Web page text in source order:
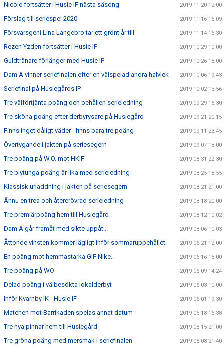
Nicole fortsätter i Husie IF nästa säsong 2019-11-20 12:00
Förslag till seriespel 2020 2019-11-16 15:09
Försvarsgeni Lina Langebro tar ett grönt år till 2019-11-14 16:30
Rezen Yzden fortsätter i Husie IF 2019-10-29 10:00
Guldtränare förlänger med Husie IF 2019-10-26 15:00
Dam A vinner seriefinalen efter en välspelad andra halvlek 2019-10-06 19:43
Seriefinal på Husiegårds IP 2019-10-02 13:56
Tre välförtjänta poäng och behållen serieledning 2019-09-29 15:30
Tre sköna poäng efter derbyrysare på Husiegård 2019-09-21 20:15
Finns inget dåligt väder - finns bara tre poäng 2019-09-11 23:45
Övertygande i jakten på seriesegern 2019-09-07 18:00
Tre poäng på W.O. mot HKIF 2019-08-31 22:30
Tre blytunga poäng är lika med serieledning 2019-08-25 18:55
Klassisk urladdning i jakten på seriesegern 2019-08-21 21:00
Ännu en trea och återerövrad serieledning 2019-08-18 20:00
Tre premiärpoäng hem till Husiegård 2019-08-12 10:02
Dam A går framåt med sikte uppåt... 2019-08-06 10:03
Åttonde vinsten kommer lägligt inför sommaruppehållet 2019-06-21 12:00
En poäng mot hemmastarka GIF Nike.. 2019-06-16 15:00
Tre poäng på WO 2019-06-09 14:24
Delad poäng i välbesökta lokalderbyt 2019-06-03 10:00
Inför Kvarnby IK - Husie IF 2019-06-01 19:30
Matchen mot Barrikaden spelas annat datum 2019-05-18 16:38
Tre nya pinnar hem till Husiegård 2019-05-15 21:00
Tre gröna poäng med mersmak i seriefinalen 2019-05-08 21:40